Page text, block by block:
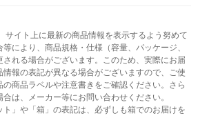
サイト上に最新の商品情報を表示するよう努めて
により、商品規格・仕様（容量、パッケージ、
れる場合がございます。このため、実際にお届
報の表記が異なる場合がございますので、ご使
商品ラベルや注意書きをご確認ください。さら
は、メーカー等にお問い合わせください。
ト」や「箱」の表記は、必ずしも箱でのお届けを